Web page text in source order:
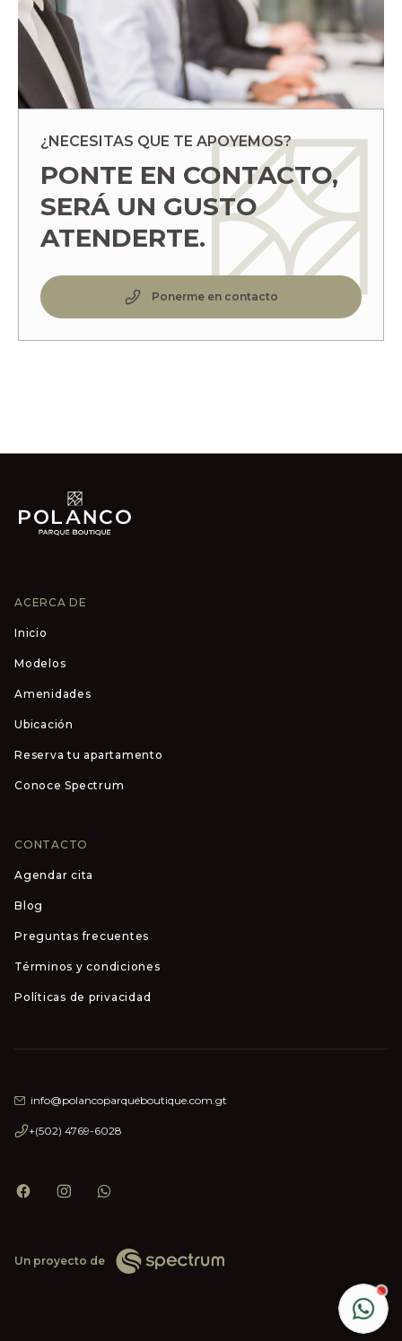
¿NECESITAS QUE TE APOYEMOS?
PONTE EN CONTACTO,
SERÁ UN GUSTO
ATENDERTE.
Ponerme en contacto
ACERCA DE
Inicio
Modelos
Amenidades
Ubicación
Reserva tu apartamento
Conoce Spectrum
CONTACTO
Agendar cita
Blog
Preguntas frecuentes
Términos y condiciones
Políticas de privacidad
+(502) 4769-6028
info@polancoparqueboutique.com.gt
Un proyecto de